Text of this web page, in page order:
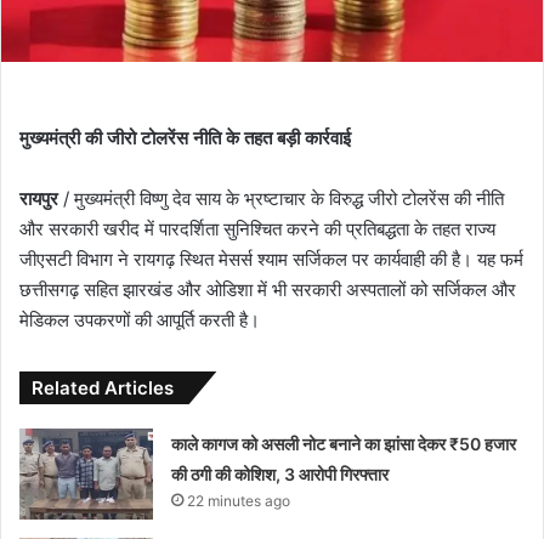
मुख्यमंत्री की जीरो टोलरेंस नीति के तहत बड़ी कार्रवाई
रायपुर/ मुख्यमंत्री विष्णु देव साय के भ्रष्टाचार के विरुद्ध जीरो टोलरेंस की नीति
और सरकारी खरीद में पारदर्शिता सुनिश्चित करने की प्रतिबद्धता के तहत राज्य
जीएसटी विभाग ने रायगढ़ स्थित मेसर्स श्याम सर्जिकल पर कार्यवाही की है। यह फर्म
छत्तीसगढ़ सहित झारखंड और ओडिशा में भी सरकारी अस्पतालों को सर्जिकल और
मेडिकल उपकरणों की आपूर्ति करती है।
Related Articles
काले कागज को असली नोट बनाने का झांसा देकर ₹50 हजार
की ठगी की कोशिश, 3 आरोपी गिरफ्तार
22 minutes ago